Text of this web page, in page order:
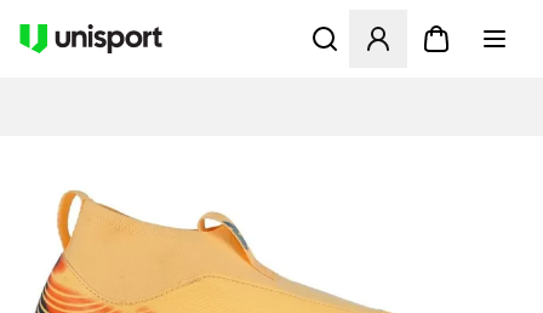
Åbner en Modal til at